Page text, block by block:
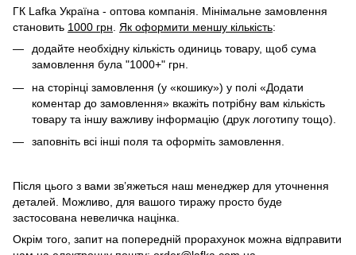
ГК Lafka Україна - оптова компанія. Мінімальне замовлення
становить 1000 грн. Як оформити меншу кількість:
додайте необхідну кількість одиниць товару, щоб сума
замовлення була "1000+" грн.
на сторінці замовлення (у «кошику») у полі «Додати
коментар до замовлення» вкажіть потрібну вам кількість
товару та іншу важливу інформацію (друк логотипу тощо).
заповніть всі інші поля та оформіть замовлення.
Після цього з вами зв’яжеться наш менеджер для уточнення
деталей. Можливо, для вашого тиражу просто буде
застосована невеличка націнка.
Окрім того, запит на попередній прорахунок можна відправити